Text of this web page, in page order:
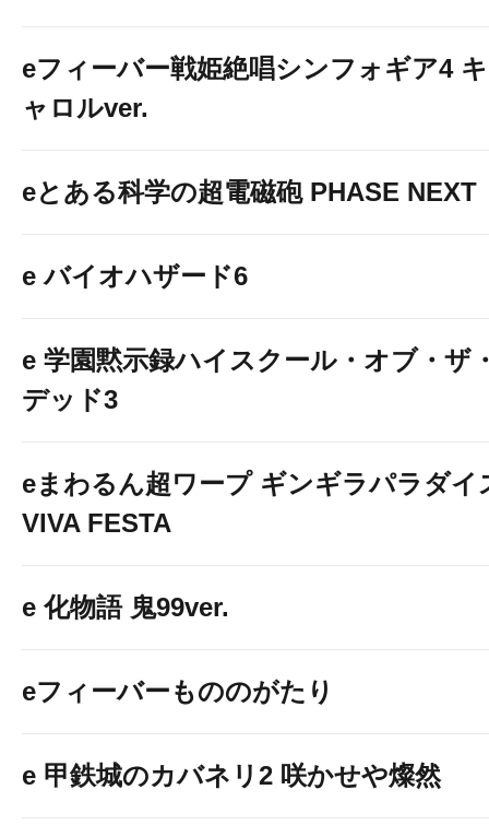
eフィーバー戦姫絶唱シンフォギア4 キ
ャロルver.
eとある科学の超電磁砲 PHASE NEXT
e バイオハザード6
e 学園黙示録ハイスクール・オブ・ザ
デッド3
eまわるん超ワープ ギンギラパラダイ
VIVA FESTA
e 化物語 鬼99ver.
eフィーバーもののがたり
e 甲鉄城のカバネリ2 咲かせや燦然